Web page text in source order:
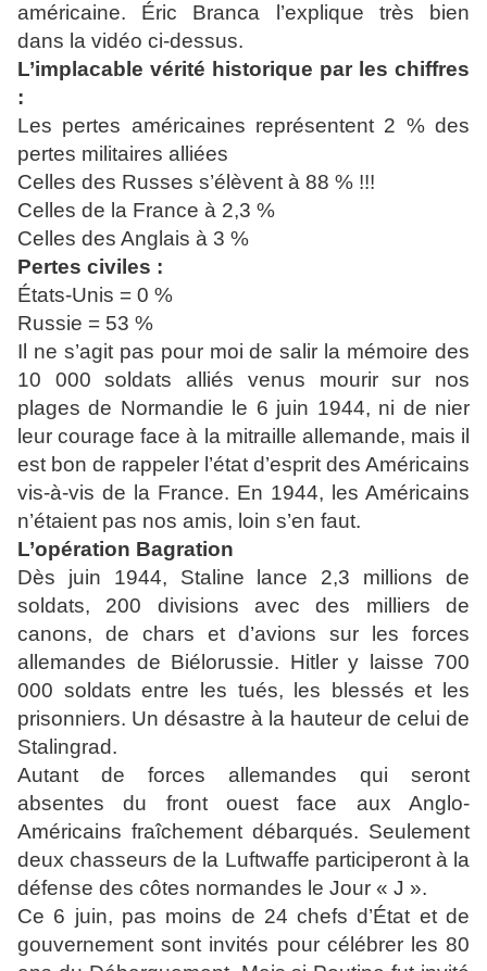
américaine. Éric Branca l’explique très bien
dans la vidéo ci-dessus.
L’implacable vérité historique par les chiffres
:
Les pertes américaines représentent 2 % des
pertes militaires alliées
Celles des Russes s’élèvent à 88 % !!!
Celles de la France à 2,3 %
Celles des Anglais à 3 %
Pertes civiles :
États-Unis = 0 %
Russie = 53 %
Il ne s’agit pas pour moi de salir la mémoire des
10 000 soldats alliés venus mourir sur nos
plages de Normandie le 6 juin 1944, ni de nier
leur courage face à la mitraille allemande, mais il
est bon de rappeler l’état d’esprit des Américains
vis-à-vis de la France. En 1944, les Américains
n’étaient pas nos amis, loin s’en faut.
L’opération Bagration
Dès juin 1944, Staline lance 2,3 millions de
soldats, 200 divisions avec des milliers de
canons, de chars et d’avions sur les forces
allemandes de Biélorussie. Hitler y laisse 700
000 soldats entre les tués, les blessés et les
prisonniers. Un désastre à la hauteur de celui de
Stalingrad.
Autant de forces allemandes qui seront
absentes du front ouest face aux Anglo-
Américains fraîchement débarqués. Seulement
deux chasseurs de la Luftwaffe participeront à la
défense des côtes normandes le Jour « J ».
Ce 6 juin, pas moins de 24 chefs d’État et de
gouvernement sont invités pour célébrer les 80